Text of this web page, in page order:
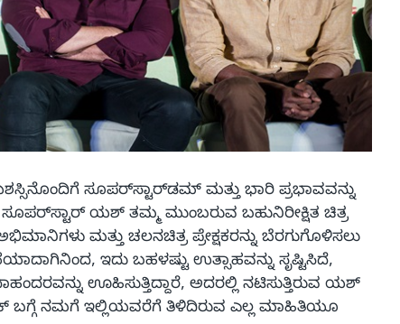
ಸೂಪರ್‌ಸ್ಟಾರ್‌ಡಮ್ ಮತ್ತು ಭಾರಿ ಪ್ರಭಾವವನ್ನು
ಸೂಪರ್‌ಸ್ಟಾರ್ ಯಶ್ ತಮ್ಮ ಮುಂಬರುವ ಬಹುನಿರೀಕ್ಷಿತ ಚಿತ್ರ
ಮತ್ತು ಚಲನಚಿತ್ರ ಪ್ರೇಕ್ಷಕರನ್ನು ಬೆರಗುಗೊಳಿಸಲು
ಇದು ಬಹಳಷ್ಟು ಉತ್ಸಾಹವನ್ನು ಸೃಷ್ಟಿಸಿದೆ,
ಊಹಿಸುತ್ತಿದ್ದಾರೆ, ಅದರಲ್ಲಿ ನಟಿಸುತ್ತಿರುವ ಯಶ್
ಬಗ್ಗೆ ನಮಗೆ ಇಲ್ಲಿಯವರೆಗೆ ತಿಳಿದಿರುವ ಎಲ್ಲ ಮಾಹಿತಿಯೂ